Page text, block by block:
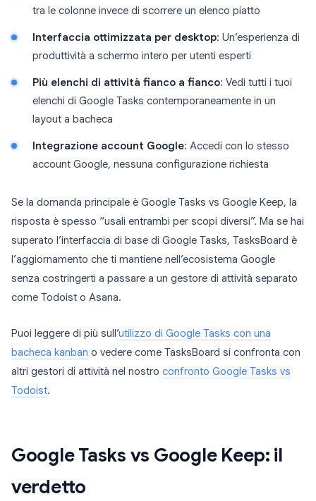
tra le colonne invece di scorrere un elenco piatto
Interfaccia ottimizzata per desktop: Un’esperienza di
produttività a schermo intero per utenti esperti
Più elenchi di attività fianco a fianco: Vedi tutti i tuoi
elenchi di Google Tasks contemporaneamente in un
layout a bacheca
Integrazione account Google: Accedi con lo stesso
account Google, nessuna configurazione richiesta
Se la domanda principale è Google Tasks vs Google Keep, la
risposta è spesso “usali entrambi per scopi diversi”. Ma se hai
superato l’interfaccia di base di Google Tasks, TasksBoard è
l’aggiornamento che ti mantiene nell’ecosistema Google
senza costringerti a passare a un gestore di attività separato
come Todoist o Asana.
Puoi leggere di più sull’utilizzo di Google Tasks con una
bacheca kanban o vedere come TasksBoard si confronta con
altri gestori di attività nel nostro confronto Google Tasks vs
Todoist.
Google Tasks vs Google Keep: il
verdetto